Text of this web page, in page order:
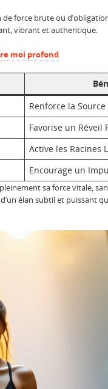
force brute ou
vibrant et authentique.
moi profond
Renforce la
Favorise un
Active les Racines
Encourage un
sa force vitale,
élan subtil et puissant